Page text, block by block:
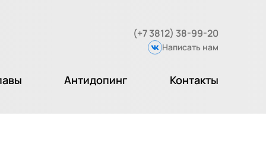
(+7 3812) 38-99-20
Вконтакте
Написать нам
Антидопинг Контакты